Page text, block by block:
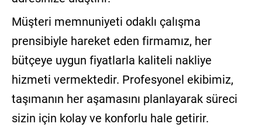
Müşteri memnuniyeti odaklı çalışma
prensibiyle hareket eden firmamız, her
bütçeye uygun fiyatlarla kaliteli nakliye
hizmeti vermektedir. Profesyonel ekibimiz,
taşımanın her aşamasını planlayarak süreci
sizin için kolay ve konforlu hale getirir.